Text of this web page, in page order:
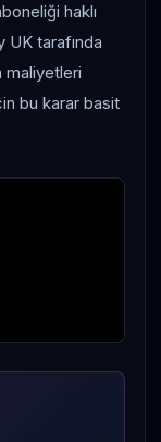
haklı
UK tarafında
maliyetleri
bu karar basit